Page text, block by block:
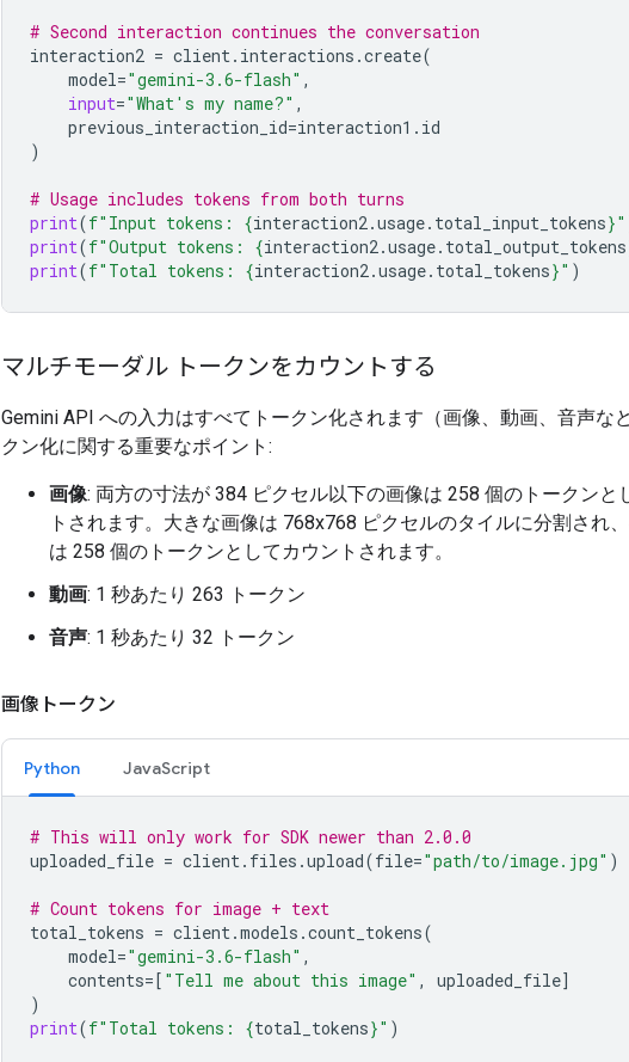
# Second interaction continues the conversation
interaction2 = client. interactions .create(
model="gemini-3.6-flash" ,
input="What's my name?" ,
previous_interaction_id=interaction1 . id
)
# Usage includes tokens from both turns
print(f"Input tokens: {interaction2.usage. total_input_tokens}"
print(f"Output tokens: {interaction2.usage. total_output_tokens
print(f"Total tokens: {interaction2.usage. total_tokens}" )
マルチモーダル トークンをカウントする
Gemini API への入力はすべてトークン化されます（画像、動画、音声な
クン化に関する重要なポイント:
画像: 両方の寸法が 384 ピクセル以下の画像は 258 個のトークンと
トされます。大きな画像は 768x768 ピクセルのタイルに分割され
は 258 個のトークンとしてカウントされます。
動画: 1 秒あたり 263 トークン
音声: 1 秒あたり 32 トークン
画像トークン
Python JavaScript
# This will only work for SDK newer than 2.0.0
uploaded_file = client. files .upload(file="path/to/image.jpg" )
# Count tokens for image + text
total_tokens = client.models .count_tokens(
model="gemini-3.6-flash" ,
contents=[ "Tell me about this image" , uploaded_file]
)
print(f"Total tokens: {total_tokens}" )